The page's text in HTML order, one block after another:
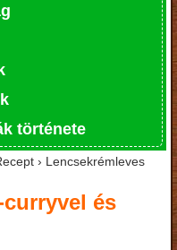
története
› Lencsekrémleves
curryvel és